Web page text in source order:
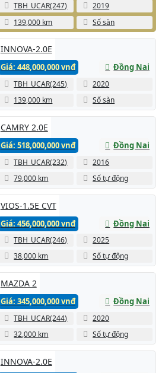
TBH_UCAR(247)
2019
139,000 km
Số sàn
INNOVA-2.0E
Giá: 448,000,000 vnđ Đồng Nai
TBH_UCAR(245)
2020
139,000 km
Số sàn
CAMRY 2.0E
Giá: 518,000,000 vnđ Đồng Nai
TBH_UCAR(232)
2016
79,000 km
Số tự động
VIOS-1.5E CVT
Giá: 456,000,000 vnđ Đồng Nai
TBH_UCAR(246)
2025
38,000 km
Số tự động
MAZDA 2
Giá: 345,000,000 vnđ Đồng Nai
TBH_UCAR(244)
2020
32,000 km
Số tự động
INNOVA-2.0E